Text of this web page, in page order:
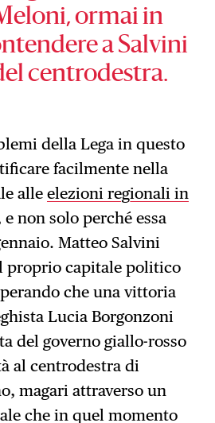
ormai in
a Salvini
centrodestra.
della Lega in questo
facilmente nella
alleelezioni regionali in
e non solo perché essa
Matteo Salvini
proprio capitale politico
che una vittoria
Lucia Borgonzoni
del governo giallo-rosso
al centrodestra di
magari attraverso un
che in quel momento